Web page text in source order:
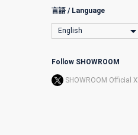
言語 / Language
English
Follow SHOWROOM
SHOWROOM Official X